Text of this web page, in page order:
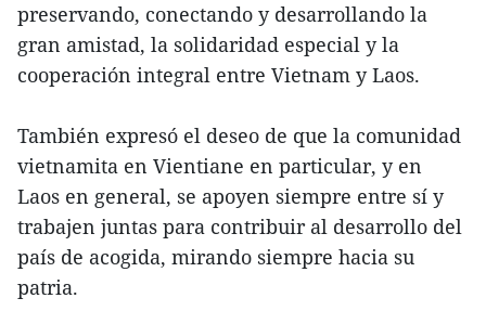
preservando, conectando y desarrollando la
gran amistad, la solidaridad especial y la
cooperación integral entre Vietnam y Laos.
También expresó el deseo de que la comunidad
vietnamita en Vientiane en particular, y en
Laos en general, se apoyen siempre entre sí y
trabajen juntas para contribuir al desarrollo del
país de acogida, mirando siempre hacia su
patria.